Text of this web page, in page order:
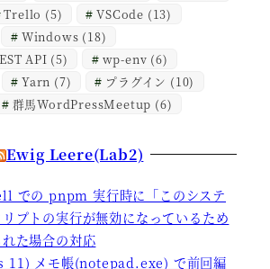
Trello (5) VSCode (13)
Windows (18)
API (5) wp-env (6)
Yarn (7) プラグイン (10)
群馬WordPressMeetup (6)
Ewig Leere(Lab2)
での pnpm 実行時に「このシステ
プトの実行が無効になっているため
た場合の対応
11) メモ帳(notepad.exe) で前回編